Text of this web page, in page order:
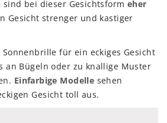
sind bei dieser Gesichtsformeher
Gesicht strenger und kastiger
für ein eckiges Gesicht
an Bügeln oder zu knallige Muster
Einfarbige Modelle sehen
Gesicht toll aus.